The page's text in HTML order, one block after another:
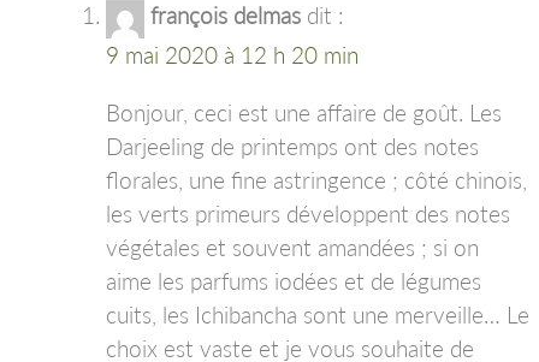
françois delmas dit :
9 mai 2020 à 12 h 20 min
Bonjour, ceci est une affaire de goût. Les
Darjeeling de printemps ont des notes
florales, une fine astringence ; côté chinois,
les verts primeurs développent des notes
végétales et souvent amandées ; si on
aime les parfums iodées et de légumes
cuits, les Ichibancha sont une merveille… Le
choix est vaste et je vous souhaite de